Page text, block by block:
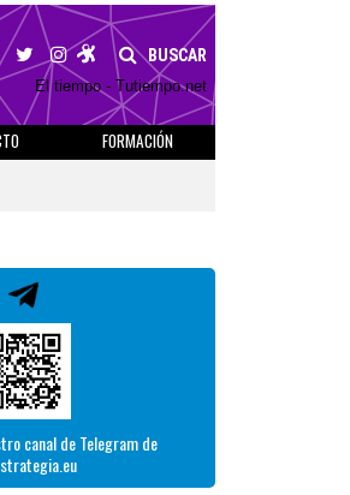
BUSCAR
El tiempo - Tutiempo.net
FORMACIÓN
canal de Telegram de